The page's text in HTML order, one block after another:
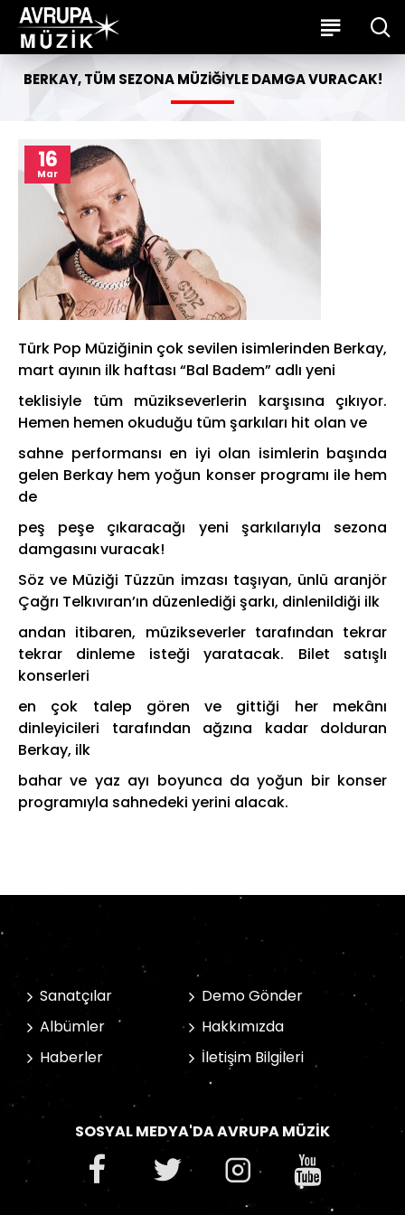
BERKAY, TÜM SEZONA MÜZIĞIYLE DAMGA VURACAK!
16
Mar
Türk Pop Müziğinin çok sevilen isimlerinden Berkay,
mart ayının ilk haftası “Bal Badem” adlı yeni
teklisiyle tüm müzikseverlerin karşısına çıkıyor.
Hemen hemen okuduğu tüm şarkıları hit olan ve
sahne performansı en iyi olan isimlerin başında
gelen Berkay hem yoğun konser programı ile hem
de
peş peşe çıkaracağı yeni şarkılarıyla sezona
damgasını vuracak!
Söz ve Müziği Tüzzün imzası taşıyan, ünlü aranjör
Çağrı Telkıvıran’ın düzenlediği şarkı, dinlenildiği ilk
andan itibaren, müzikseverler tarafından tekrar
tekrar dinleme isteği yaratacak. Bilet satışlı
konserleri
en çok talep gören ve gittiği her mekânı
dinleyicileri tarafından ağzına kadar dolduran
Berkay, ilk
bahar ve yaz ayı boyunca da yoğun bir konser
programıyla sahnedeki yerini alacak.
Sanatçılar
Albümler
Haberler
Demo Gönder
Hakkımızda
İletişim Bilgileri
SOSYAL MEDYA'DA AVRUPA MÜZIK